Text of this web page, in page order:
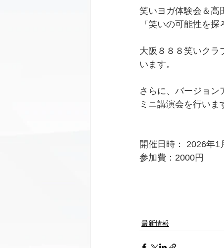
笑いヨガ体験会＆高
『笑いの可能性を探
大阪８８８笑いクラ
います。
さらに、バージョン
ミニ講演会を行いま
開催日時： 2026年
参加費：2000円
最新情報